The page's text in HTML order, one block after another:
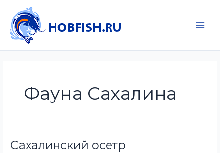
содержимому
Фауна Сахалина
Сахалинский осетр